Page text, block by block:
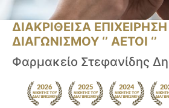
ΔΙΑΚΡΙΘΕΙΣΑ
ΔΙΑΓΩΝΙΣΜΟΥ ‘’ ΑΕΤΟΙ ‘’
Φαρμακείο Στεφανίδης